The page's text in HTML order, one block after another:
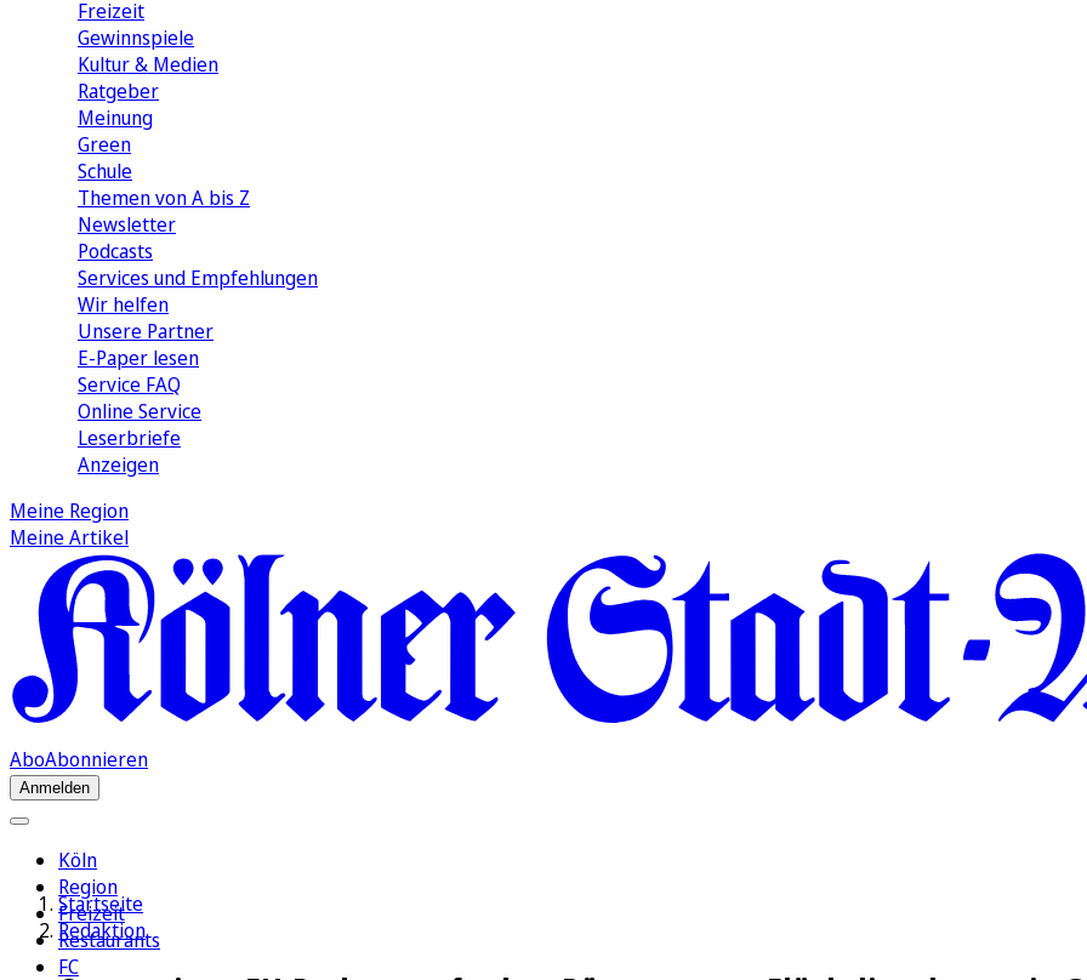
Freizeit
Gewinnspiele
Kultur & Medien
Ratgeber
Meinung
Green
Schule
Themen von A bis Z
Newsletter
Podcasts
Services und Empfehlungen
Wir helfen
Unsere Partner
E-Paper lesen
Service FAQ
Online Service
Leserbriefe
Anzeigen
Meine Region
Meine Artikel
AboAbonnieren
Anmelden
Köln
Region
Freizeit
Restaurants
FC
Startseite
Redaktion